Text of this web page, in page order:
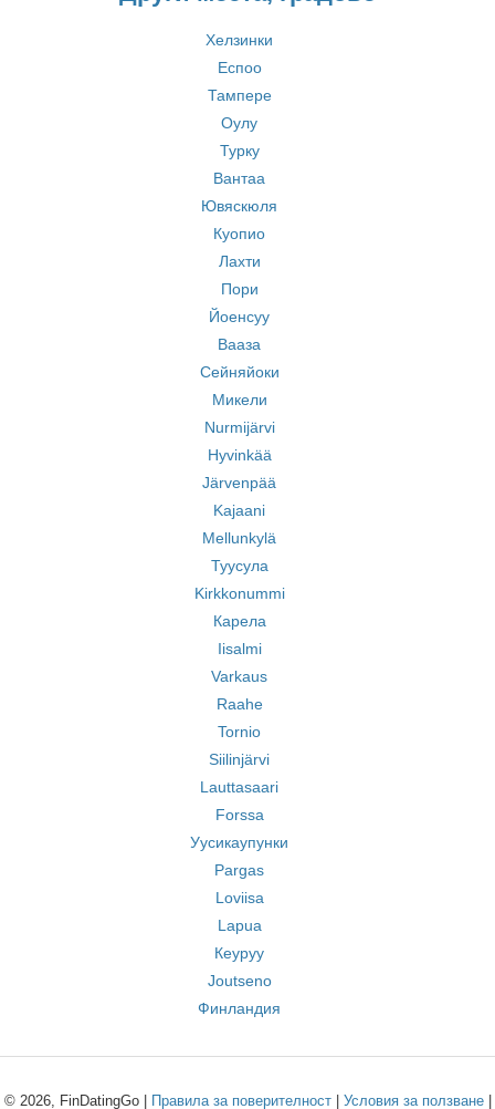
Хелзинки
Еспоо
Тампере
Оулу
Турку
Вантаа
Ювяскюля
Куопио
Лахти
Пори
Йоенсуу
Вааза
Сейняйоки
Микели
Nurmijärvi
Hyvinkää
Järvenpää
Kajaani
Mellunkylä
Туусула
Kirkkonummi
Карела
Iisalmi
Varkaus
Raahe
Tornio
Siilinjärvi
Lauttasaari
Forssa
Уусикаупунки
Pargas
Loviisa
Lapua
Кеуруу
Joutseno
Финландия
© 2026, FinDatingGo | Правила за поверителност| Условия за ползване|